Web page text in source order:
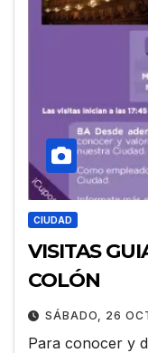
CIUDAD
VISITAS
COLÓN
SÁBADO, 26
Para conocer y